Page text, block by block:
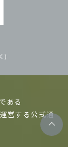
)
ある
営する公式通